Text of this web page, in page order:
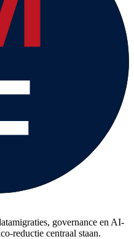
governance en AI-
reductie centraal staan.